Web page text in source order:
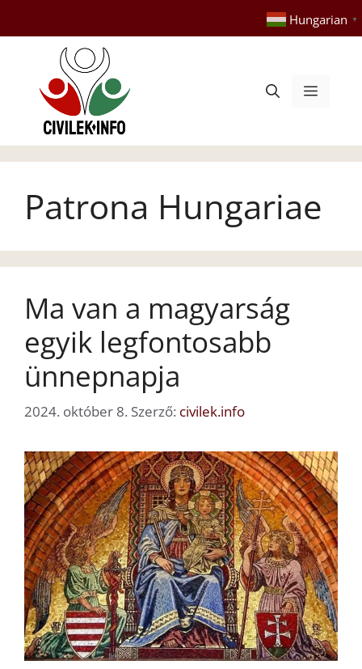
tartalomba
Hungarian ▼
Menü
Patrona Hungariae
Ma van a magyarság
egyik legfontosabb
ünnepnapja
2024. október 8. Szerző: civilek.info